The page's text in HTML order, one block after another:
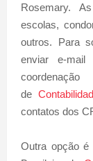
Rosemary.
escolas,
outros. Para
enviar e-mail
de
contatos dos
Outra opção é